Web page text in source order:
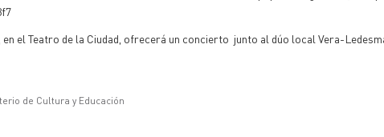
el Teatro de la Ciudad, ofrecerá un concierto junto al dúo local Vera-
de Cultura y Educación